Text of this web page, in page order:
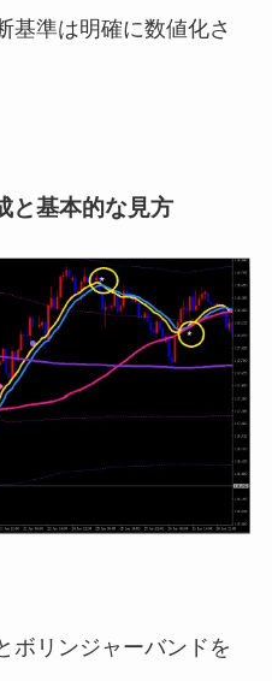
基準は明確に数値化さ
と基本的な見方
ボリンジャーバンドを